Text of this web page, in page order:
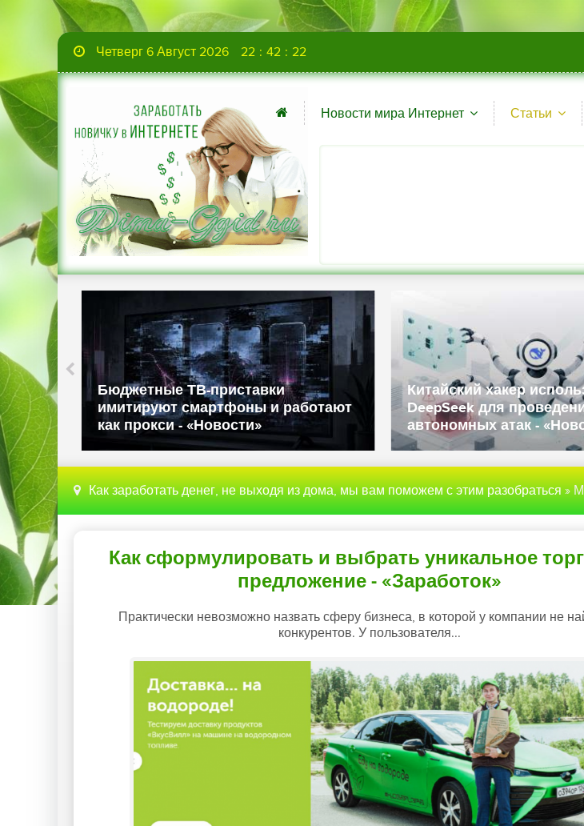
Четверг 6 Август 2026 22 : 42 : 23
Новости мира Интернет Статьи
в
Бюджетные ТВ-приставки
имитируют смартфоны и работают
как прокси - «Новости»
Китайский хакер
DeepSeek для
автономных атак -
Как заработать денег, не выходя из дома, мы вам поможем с этим разобраться»
Как сформулировать и выбрать уникальное
предложение - «Заработок»
Практически невозможно назвать сферу бизнеса, в которой у компании не
конкурентов. У пользователя...